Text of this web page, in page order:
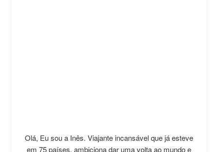
Olá, Eu sou a Inês. Viajante incansável que já esteve
em 75 países, ambiciona dar uma volta ao mundo e